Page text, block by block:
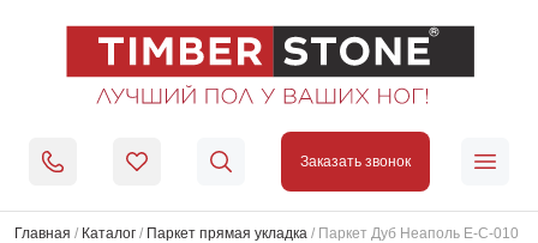
Заказать звонок
Главная / Каталог / Паркет прямая укладка / Паркет Дуб Неаполь Е-С-010